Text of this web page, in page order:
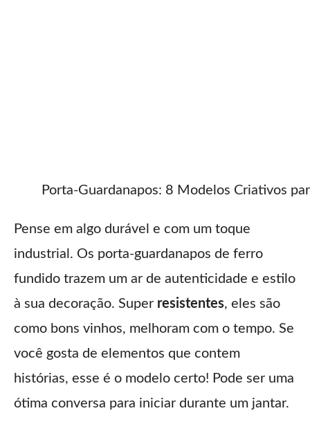
Porta-Guardanapos: 8 Modelos Criativos
Pense em algo durável e com um toque
industrial. Os porta-guardanapos de ferro
fundido trazem um ar de autenticidade e estilo
à sua decoração. Super resistentes, eles são
como bons vinhos, melhoram com o tempo. Se
você gosta de elementos que contem
histórias, esse é o modelo certo! Pode ser uma
ótima conversa para iniciar durante um jantar.